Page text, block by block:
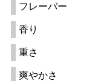
フレーバー
香り
重さ
爽やかさ